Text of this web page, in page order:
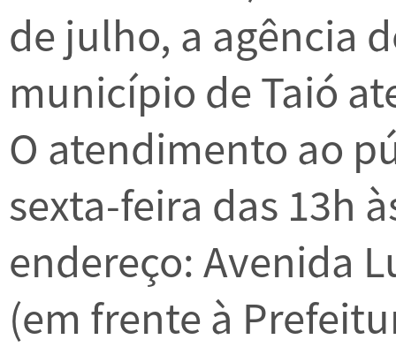
de julho, a agência
município de Taió
O atendimento ao
sexta-feira das 13h
endereço: Avenida
(em frente à